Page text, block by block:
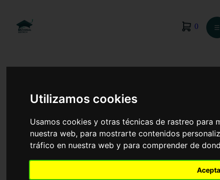
Utilizamos cookies
Usamos cookies y otras técnicas de rastreo para
nuestra web, para mostrarte contenidos
tráfico en nuestra web y para comprender de
0 ☰